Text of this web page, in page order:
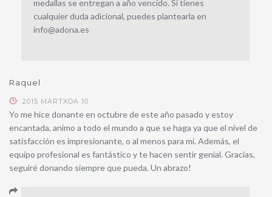
medallas se entregan a año vencido. Si tienes
cualquier duda adicional, puedes plantearla en
info@adona.es
Raquel
2015 MARTXOA 10
Yo me hice donante en octubre de este año pasado y estoy
encantada, animo a todo el mundo a que se haga ya que el nivel de
satisfacción es impresionante, o al menos para mi. Además, el
equipo profesional es fantástico y te hacen sentir genial. Gracias,
seguiré donando siempre que pueda. Un abrazo!